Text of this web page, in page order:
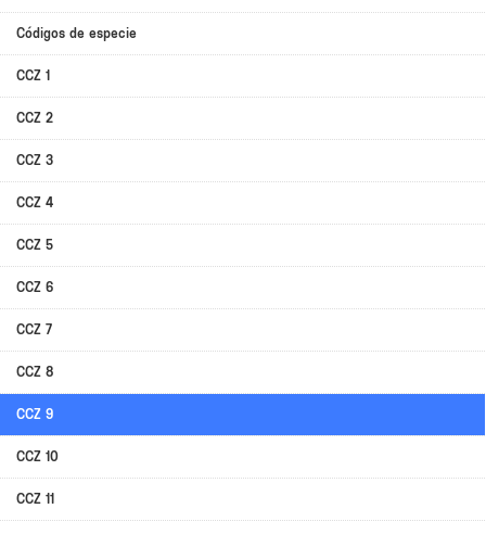
Códigos de especie
CCZ 1
CCZ 2
CCZ 3
CCZ 4
CCZ 5
CCZ 6
CCZ 7
CCZ 8
CCZ 9
CCZ 10
CCZ 11